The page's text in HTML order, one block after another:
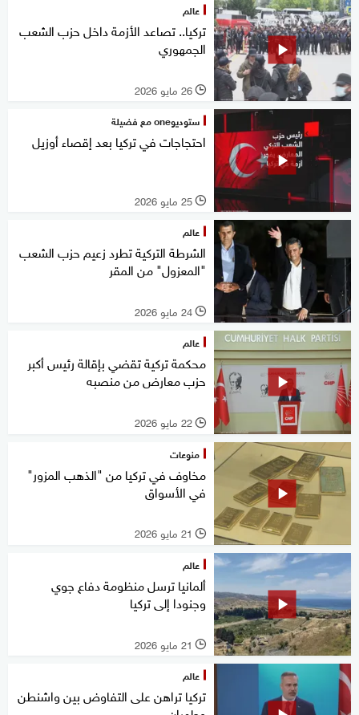
عالم
تركيا.. تصاعد الأزمة داخل حزب الشعب
الجمهوري
l 26 مايو 2026
ستوديوone مع فضيلة
احتجاجات في تركيا بعد إقصاء أوزيل
l 25 مايو 2026
عالم
الشرطة التركية تطرد زعيم حزب الشعب
"المعزول" من المقر
l 24 مايو 2026
عالم
محكمة تركية تقضي بإقالة رئيس أكبر
حزب معارض من منصبه
l 22 مايو 2026
منوعات
مخاوف في تركيا من "الذهب المزور"
في الأسواق
l 21 مايو 2026
عالم
ألمانيا ترسل منظومة دفاع جوي
وجنودا إلى تركيا
l 21 مايو 2026
عالم
تركيا تراهن على التفاوض بين واشنطن